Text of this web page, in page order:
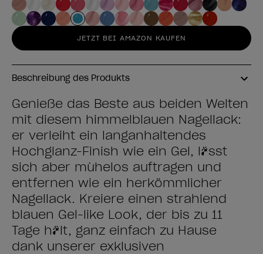
JETZT BEI AMAZON KAUFEN
Beschreibung des Produkts
Genieße das Beste aus beiden Welten
mit diesem himmelblauen Nagellack:
er verleiht ein langanhaltendes
Hochglanz-Finish wie ein Gel, lässt
sich aber mühelos auftragen und
entfernen wie ein herkömmlicher
Nagellack. Kreiere einen strahlend
blauen Gel-like Look, der bis zu 11
Tage hält, ganz einfach zu Hause
dank unserer exklusiven